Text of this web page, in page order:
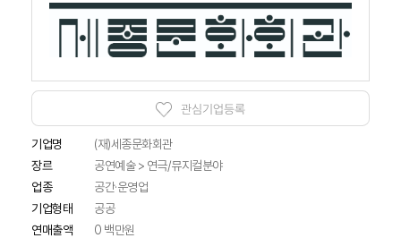
관심기업등록
기업명 (재)세종문화회관
장르
공연예술 > 연극/뮤지컬분야
업종
공간·운영업
기업형태
공공
연매출액
0 백만원